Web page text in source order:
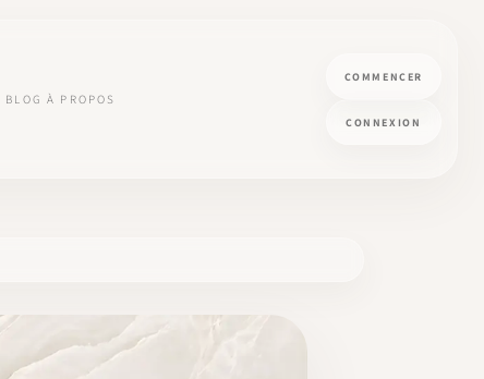
BLOG À PROPOS
COMMENCER
CONNEXION